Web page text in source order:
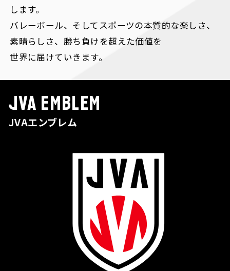
します。
バレーボール、そしてスポーツの本質的な楽しさ、
素晴らしさ、勝ち負けを超えた価値を
世界に届けていきます。
JVA EMBLEM
JVAエンブレム